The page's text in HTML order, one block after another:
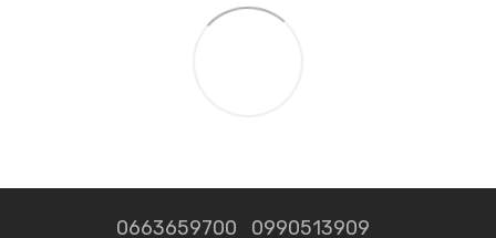
0663659700 0990513909